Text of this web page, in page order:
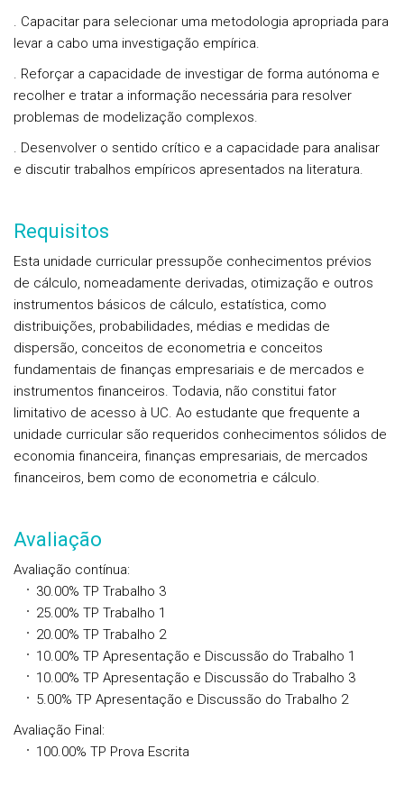
. Capacitar para selecionar uma metodologia apropriada para
levar a cabo uma investigação empírica.
. Reforçar a capacidade de investigar de forma autónoma e
recolher e tratar a informação necessária para resolver
problemas de modelização complexos.
. Desenvolver o sentido crítico e a capacidade para analisar
e discutir trabalhos empíricos apresentados na literatura.
Requisitos
Esta unidade curricular pressupõe conhecimentos prévios
de cálculo, nomeadamente derivadas, otimização e outros
instrumentos básicos de cálculo, estatística, como
distribuições, probabilidades, médias e medidas de
dispersão, conceitos de econometria e conceitos
fundamentais de finanças empresariais e de mercados e
instrumentos financeiros. Todavia, não constitui fator
limitativo de acesso à UC. Ao estudante que frequente a
unidade curricular são requeridos conhecimentos sólidos de
economia financeira, finanças empresariais, de mercados
financeiros, bem como de econometria e cálculo.
Avaliação
Avaliação contínua:
30.00% TP Trabalho 3
25.00% TP Trabalho 1
20.00% TP Trabalho 2
10.00% TP Apresentação e Discussão do Trabalho 1
10.00% TP Apresentação e Discussão do Trabalho 3
5.00% TP Apresentação e Discussão do Trabalho 2
Avaliação Final:
100.00% TP Prova Escrita